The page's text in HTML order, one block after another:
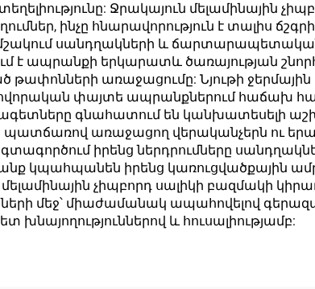
Ջրակայուն մելամինային
ինչը հնարավորություն է տալիս
սանդղակների և
է ապրանքի երկարատև ծառայության
առաջացումը: Նյութի ջերմային
փայտե ապրանքներում հաճախ
գնահատում են կանխատեսելի
առաջացող վերականչերն ու
իրենց ներդրումները
կպահպանեն իրենց կառուցվածքային
չիպբորդ սալիկի բազմակի
մեջ՝ միաժամանակ ապահովելով
և հուսալիությամբ: